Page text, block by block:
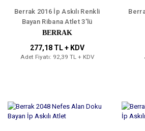
Berrak 2016 İp Askılı Renkli
Bayan Ribana Atlet 3'lü
BERRAK
277,18 TL + KDV
Adet Fiyatı: 92,39 TL + KDV